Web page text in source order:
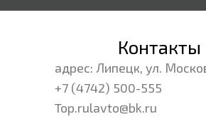
Контакты
адрес: Липецк, ул.
+7 (4742) 500-555
Top.rulavto@bk.ru